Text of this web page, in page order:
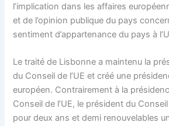
l’implication dans les affaires
et de l’opinion publique du pays
sentiment d’appartenance du pays à
Le traité de Lisbonne a maintenu la
du Conseil de l’UE et créé une
européen. Contrairement à la
Conseil de l’UE, le président du
pour deux ans et demi renouvelables